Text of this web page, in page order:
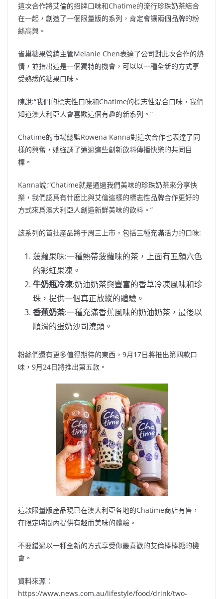
這次合作將艾倫的招牌口味和Chatime的流行珍珠奶茶結合
在一起，創造了一個限量版的系列，肯定會讓兩個品牌的粉
絲高興。
雀巢糖果營銷主管Melanie Chen表達了公司對此次合作的熱
情，並指出這是一個獨特的機會，可以以一種全新的方式享
受熟悉的糖果口味。
陳說:“我們的標志性口味和Chatime的標志性混合口味，我們
知道澳大利亞人會喜歡這個有趣的新系列。”
Chatime的市場總監Rowena Kanna對這次合作也表達了同
樣的興奮，她強調了通過這些創新飲料傳播快樂的共同目
標。
Kanna說:“Chatime就是通過我們美味的珍珠奶茶來分享快
樂，我們認爲有什麽比與艾倫這樣的標志性品牌合作更好的
方式來爲澳大利亞人創造新鮮美味的飲料。”
該系列的首批産品將于周三上市，包括三種充滿活力的口味:
菠蘿果味:一種熱帶菠蘿味的茶，上面有五顔六色
的彩虹果凍。
牛奶瓶冷凍:奶油奶茶與豐富的香草冷凍風味和珍
珠，提供一個真正放縱的體驗。
香蕉奶茶:一種充滿香蕉風味的奶油奶茶，最後以
順滑的蛋奶沙司澆頭。
粉絲們還有更多值得期待的東西，9月17日將推出第四款口
味，9月24日將推出第五款。
這款限量版産品現已在澳大利亞各地的Chatime商店有售，
在限定時間內提供有趣而美味的體驗。
不要錯過以一種全新的方式享受你最喜歡的艾倫棒棒糖的機
會。
資料來源：
https://www.news.com.au/lifestyle/food/drink/two-